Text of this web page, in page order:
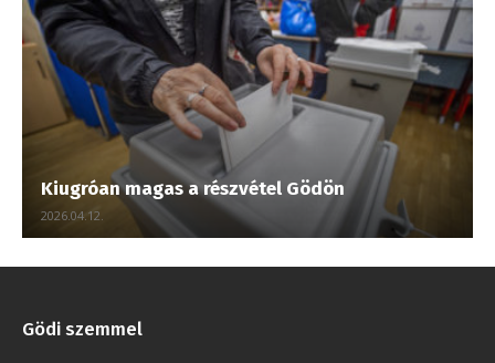
Kiugróan magas a részvétel Gödön
2026.04.12.
Gödi szemmel